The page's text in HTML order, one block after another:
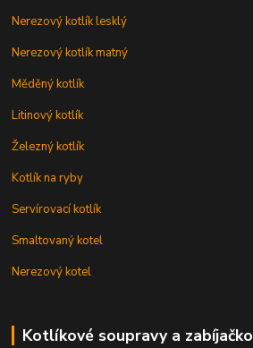
Nerezový kotlík lesklý
Nerezový kotlík matný
Měděný kotlík
Litinový kotlík
Železný kotlík
Kotlík na ryby
Servírovací kotlík
Smaltovaný kotel
Nerezový kotel
Kotlíkové soupravy a